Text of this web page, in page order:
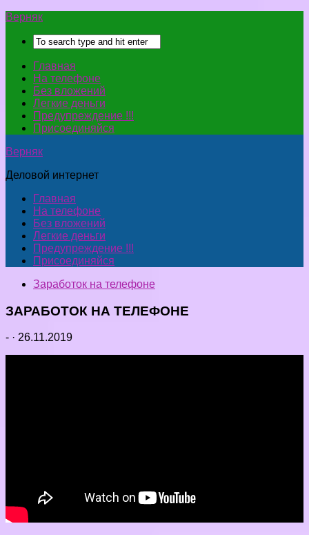
Верняк
Главная
На телефоне
Без вложений
Легкие деньги
Предупреждение !!!
Присоединяйся
Верняк
Деловой интернет
Главная
На телефоне
Без вложений
Легкие деньги
Предупреждение !!!
Присоединяйся
Заработок на телефоне
ЗАРАБОТОК НА ТЕЛЕФОНЕ
- · 26.11.2019